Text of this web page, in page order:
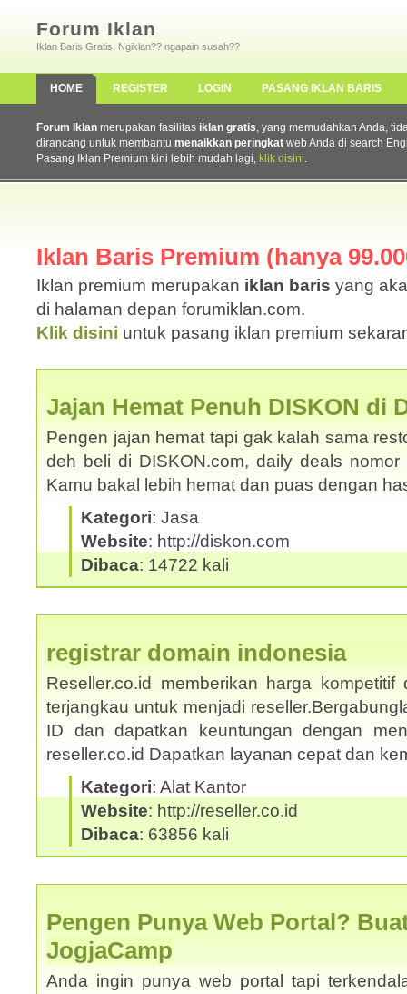
Forum Iklan
Iklan Baris Gratis. Ngiklan?? ngapain susah??
HOME REGISTER LOGIN PASANG IKLAN BARIS
Forum Iklan merupakan fasilitas iklan gratis, yang memudahkan Anda,
dirancang untuk membantu menaikkan peringkat web Anda di search
Pasang Iklan Premium kini lebih mudah lagi, klik disini.
Iklan Baris Premium (hanya
Iklan premium merupakan iklan baris yang
di halaman depan forumiklan.com.
Klik disini untuk pasang iklan premium
Jajan Hemat Penuh DISKON di
Pengen jajan hemat tapi gak kalah sama
deh beli di DISKON.com, daily deals
Kamu bakal lebih hemat dan puas dengan
Kategori: Jasa
Website: http://diskon.com
Dibaca: 14722 kali
registrar domain indonesia
Reseller.co.id memberikan harga
terjangkau untuk menjadi
ID dan dapatkan keuntungan dengan
reseller.co.id Dapatkan layanan cepat dan
Kategori: Alat Kantor
Website: http://reseller.co.id
Dibaca: 63856 kali
Pengen Punya Web Portal?
JogjaCamp
Anda ingin punya web portal tapi